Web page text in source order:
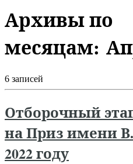
Архивы по
месяцам:
6 записей
Отборочный
на Приз имени
2022 году